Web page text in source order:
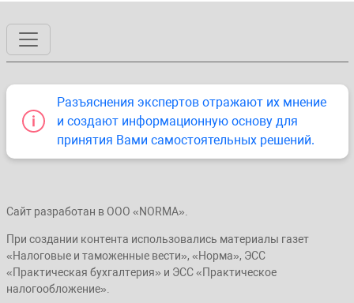
Разъяснения экспертов отражают их мнение
и создают информационную основу для
принятия Вами самостоятельных решений.
Сайт разработан в ООО «NORMA».
При создании контента использовались материалы газет
«Налоговые и таможенные вести», «Норма», ЭСС
«Практическая бухгалтерия» и ЭСС «Практическое
налогообложение».